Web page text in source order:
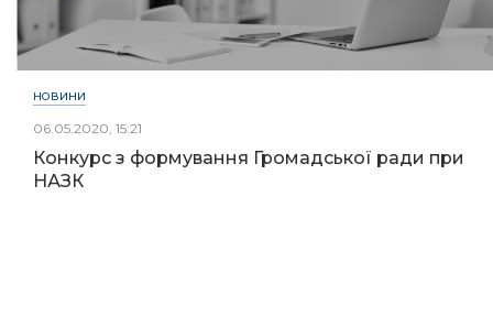
НОВИНИ
06.05.2020, 15:21
Конкурс з формування Громадської ради при
НАЗК